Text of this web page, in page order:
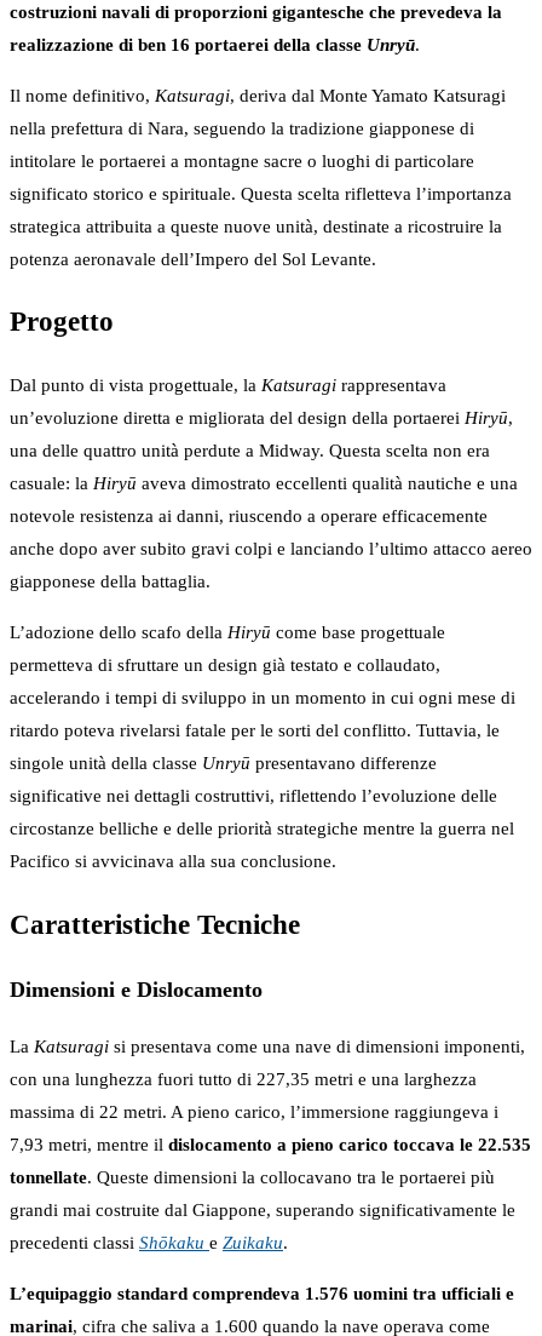
costruzioni navali di proporzioni gigantesche che prevedeva la
realizzazione di ben 16 portaerei della classe Unryū.
Il nome definitivo, Katsuragi, deriva dal Monte Yamato Katsuragi
nella prefettura di Nara, seguendo la tradizione giapponese di
intitolare le portaerei a montagne sacre o luoghi di particolare
significato storico e spirituale. Questa scelta rifletteva l’importanza
strategica attribuita a queste nuove unità, destinate a ricostruire la
potenza aeronavale dell’Impero del Sol Levante.
Progetto
Dal punto di vista progettuale, la Katsuragi rappresentava
un’evoluzione diretta e migliorata del design della portaerei Hiryū,
una delle quattro unità perdute a Midway. Questa scelta non era
casuale: la Hiryū aveva dimostrato eccellenti qualità nautiche e una
notevole resistenza ai danni, riuscendo a operare efficacemente
anche dopo aver subito gravi colpi e lanciando l’ultimo attacco aereo
giapponese della battaglia.
L’adozione dello scafo della Hiryū come base progettuale
permetteva di sfruttare un design già testato e collaudato,
accelerando i tempi di sviluppo in un momento in cui ogni mese di
ritardo poteva rivelarsi fatale per le sorti del conflitto. Tuttavia, le
singole unità della classe Unryū presentavano differenze
significative nei dettagli costruttivi, riflettendo l’evoluzione delle
circostanze belliche e delle priorità strategiche mentre la guerra nel
Pacifico si avvicinava alla sua conclusione.
Caratteristiche Tecniche
Dimensioni e Dislocamento
La Katsuragi si presentava come una nave di dimensioni imponenti,
con una lunghezza fuori tutto di 227,35 metri e una larghezza
massima di 22 metri. A pieno carico, l’immersione raggiungeva i
7,93 metri, mentre il dislocamento a pieno carico toccava le 22.535
tonnellate. Queste dimensioni la collocavano tra le portaerei più
grandi mai costruite dal Giappone, superando significativamente le
precedenti classi Shōkaku e Zuikaku.
L’equipaggio standard comprendeva 1.576 uomini tra ufficiali e
marinai, cifra che saliva a 1.600 quando la nave operava come